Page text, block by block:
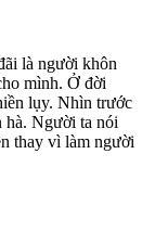
là người khôn
mình. Ở đời
lụy. Nhìn trước
hà. Người ta nói
thay vì làm người